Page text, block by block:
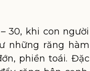
30, khi con người
những răng hàm
phiền toái. Đặc